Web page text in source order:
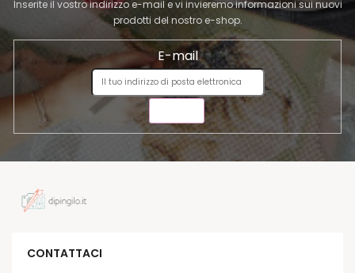
Inserite il vostro indirizzo e-mail e vi invieremo informazioni sui nuovi
prodotti del nostro e-shop.
E-mail
CONTATTACI